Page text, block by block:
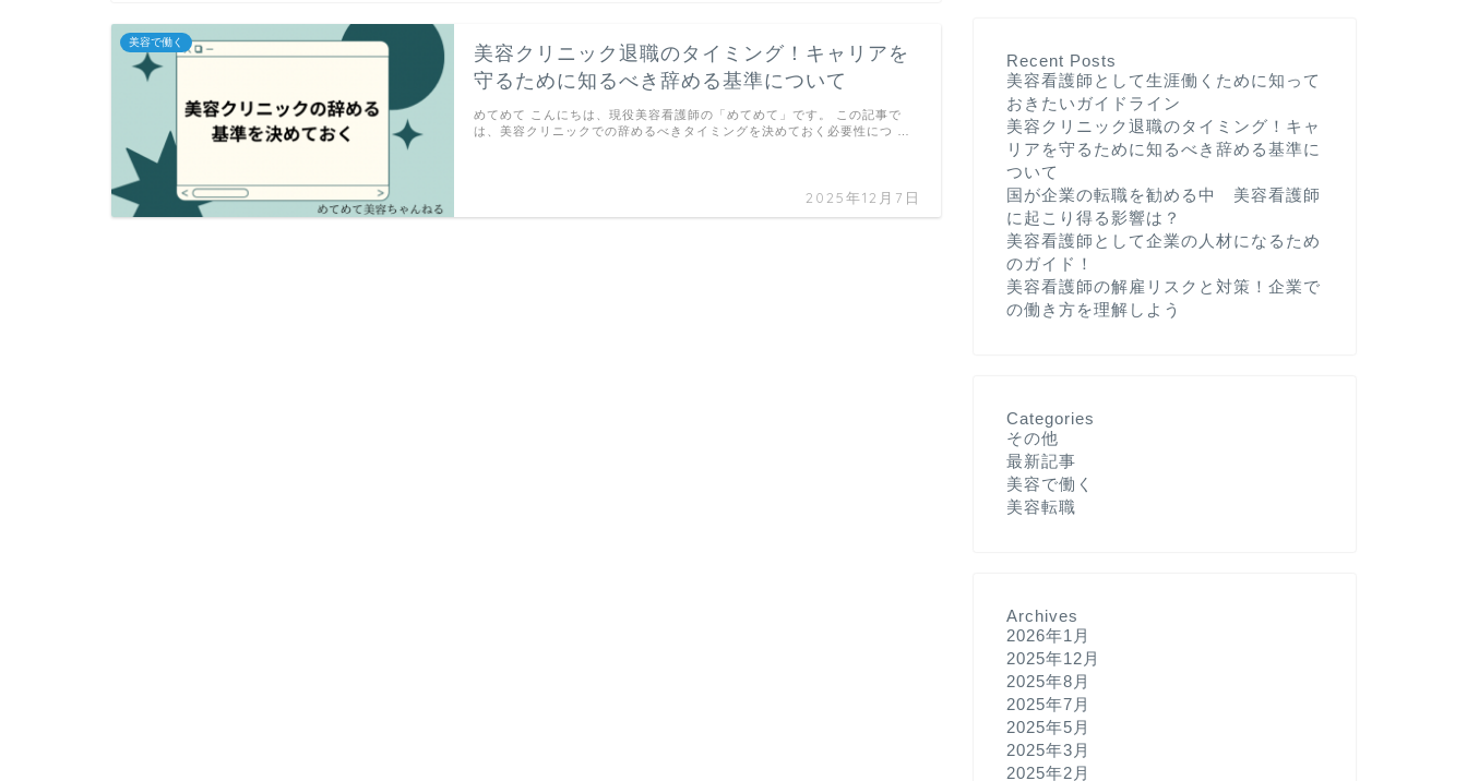
美容で働く
美容クリニック退職のタイミング！キャリアを
守るために知るべき辞める基準について
2025年12月7日
めてめて こんにちは、現役美容看護師の「めてめて」です。 この記事で
は、美容クリニックでの辞めるべきタイミングを決めておく必要性につ …
Recent Posts
美容看護師として生涯働くために知って
おきたいガイドライン
美容クリニック退職のタイミング！キャ
リアを守るために知るべき辞める基準に
ついて
国が企業の転職を勧める中 美容看護師
に起こり得る影響は？
美容看護師として企業の人材になるため
のガイド！
美容看護師の解雇リスクと対策！企業で
の働き方を理解しよう
Categories
その他
最新記事
美容で働く
美容転職
Archives
2026年1月
2025年12月
2025年8月
2025年7月
2025年5月
2025年3月
2025年2月